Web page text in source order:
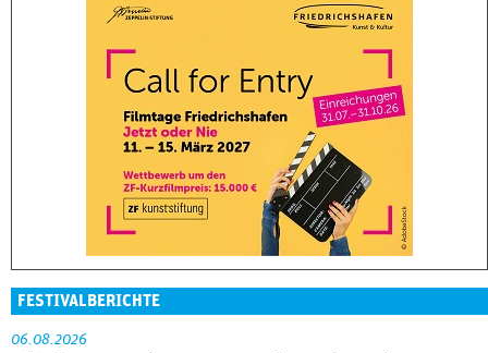
FESTIVALBERICHTE
06.08.2026